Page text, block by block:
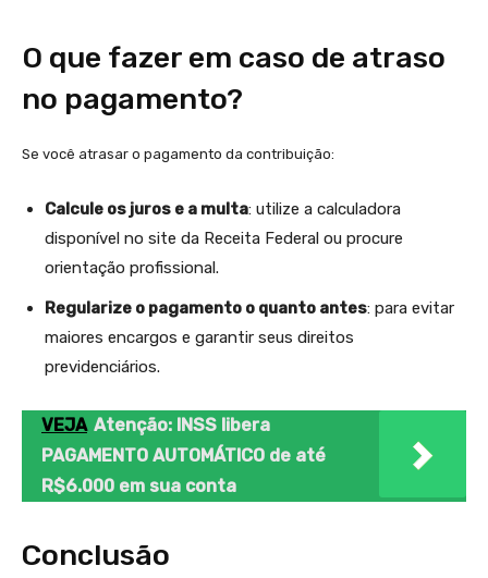
O que fazer em caso de atraso
no pagamento?
Se você atrasar o pagamento da contribuição:
Calcule os juros e a multa: utilize a calculadora
disponível no site da Receita Federal ou procure
orientação profissional.
Regularize o pagamento o quanto antes: para evitar
maiores encargos e garantir seus direitos
previdenciários.
VEJA Atenção: INSS libera
PAGAMENTO AUTOMÁTICO de até
R$6.000 em sua conta
Conclusão